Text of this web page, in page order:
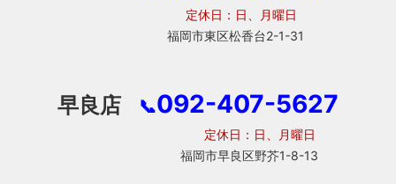
定休日：日、月曜日
福岡市東区松香台2-1-31
早良店 📞092-407-5627
定休日：日、月曜日
福岡市早良区野芥1-8-13